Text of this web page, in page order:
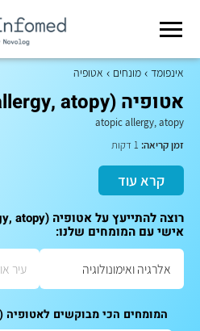
אינפומד מונחים אטופיה
אטופיה (atopic allergy, atopy)
atopic allergy, atopy
זמן קריאה:
קרא עוד
אישי עם המומחים שלנו:
המומחים הכי מבוקשים לאטופיה (atopic allergy, atopy):